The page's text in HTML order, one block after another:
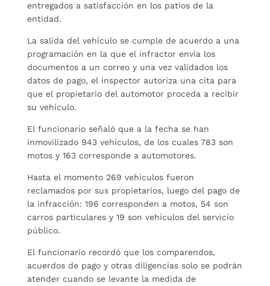
entregados a satisfacción en los patios de la
entidad.
La salida del vehículo se cumple de acuerdo a una
programación en la que el infractor envía los
documentos a un correo y una vez validados los
datos de pago, el inspector autoriza una cita para
que el propietario del automotor proceda a recibir
su vehículo.
El funcionario señaló que a la fecha se han
inmovilizado 943 vehículos, de los cuales 783 son
motos y 163 corresponde a automotores.
Hasta el momento 269 vehículos fueron
reclamados por sus propietarios, luego del pago de
la infracción: 196 corresponden a motos, 54 son
carros particulares y 19 son vehículos del servicio
público.
El funcionario recordó que los comparendos,
acuerdos de pago y otras diligencias solo se podrán
atender cuando se levante la medida de